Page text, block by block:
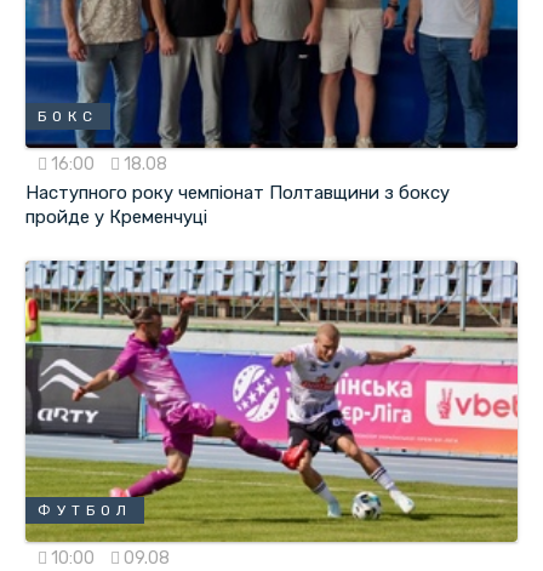
БОКС
16:00 18.08
Наступного року чемпіонат Полтавщини з боксу
пройде у Кременчуці
ФУТБОЛ
10:00 09.08